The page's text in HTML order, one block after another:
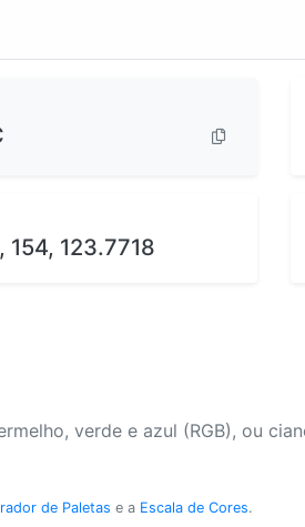
154, 123.7718
verde e azul (RGB), ou
de Paletas e a Escala de Cores.